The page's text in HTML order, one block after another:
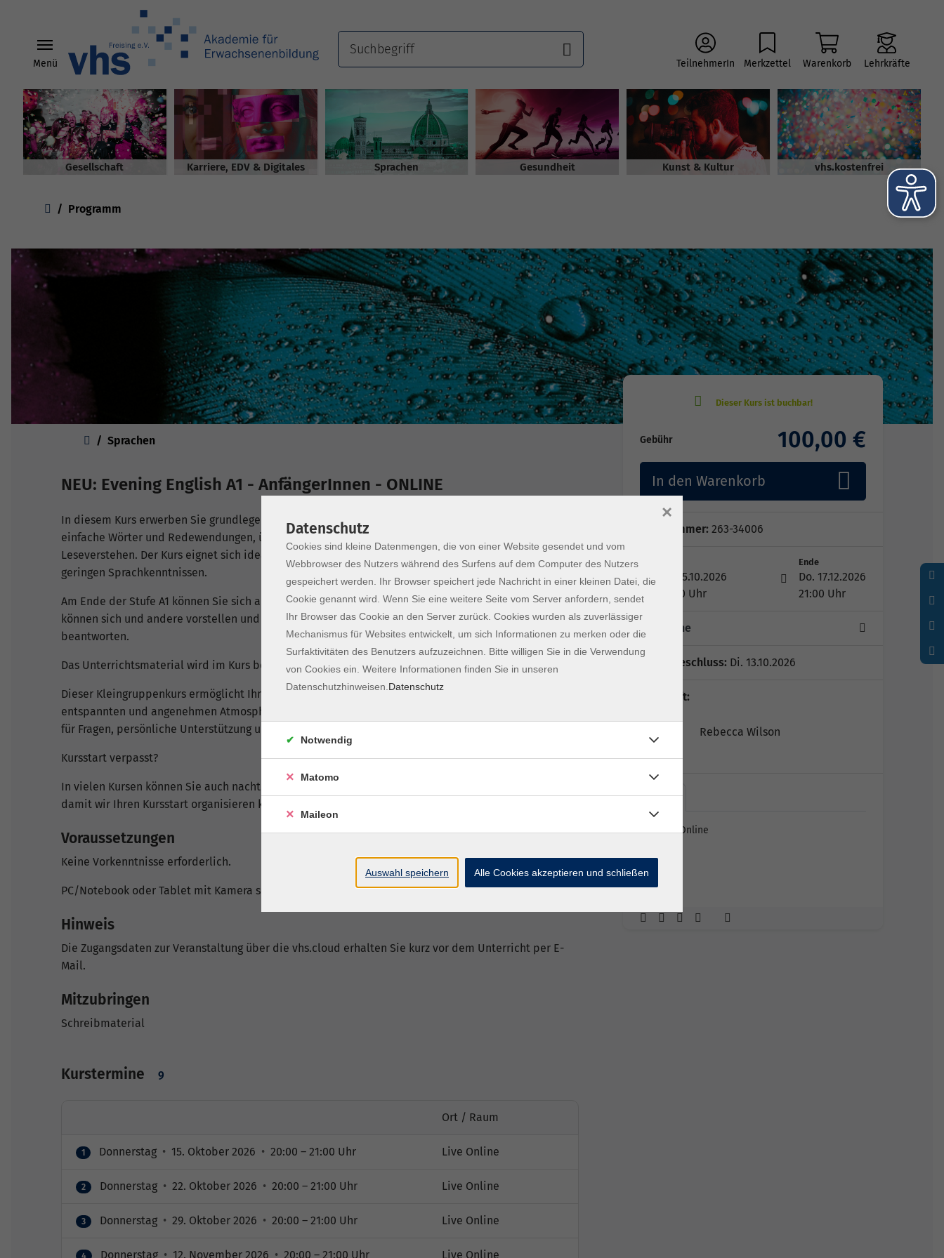
Menü TeilnehmerIn Merkzettel Warenkorb Lehrkräfte
Gesellschaft Karriere, EDV & Digitales Sprachen Gesundheit Kunst & Kultur vhs.kostenfrei
You are here:
Programm
Sie sind hier:
Sprachen
NEU: Evening English A1 - AnfängerInnen - ONLINE
In diesem Kurs erwerben Sie grundlegende Englischkenntnisse für Alltagssituationen. Sie lernen
einfache Wörter und Redewendungen, üben kurze Gespräche und trainieren Ihr Hör- und
Leseverstehen. Der Kurs eignet sich ideal für Teilnehmende ohne Vorkenntnisse oder mit sehr
geringen Sprachkenntnissen.
Am Ende der Stufe A1 können Sie sich auf einfache Art über vertraute Themen verständigen. Sie
können sich und andere vorstellen und z.B. anderen Leuten Fragen zu ihrer Person stellen und
beantworten.
Das Unterrichtsmaterial wird im Kurs bekannt gegeben.
Dieser Kleingruppenkurs ermöglicht Ihnen ein intensives und individuelles Lernen – in einer
entspannten und angenehmen Atmosphäre. Die kleine Gruppengröße bietet Ihnen ausreichend Raum
für Fragen, persönliche Unterstützung und ein Lernen im eigenen Tempo.
Kursstart verpasst?
In vielen Kursen können Sie auch nachträglich einsteigen. Nehmen Sie gerne Kontakt mit uns auf,
damit wir Ihren Kursstart organisieren können.
Voraussetzungen
Keine Vorkenntnisse erforderlich.
PC/Notebook oder Tablet mit Kamera sowie Lautsprecher und Mikrofon, stabile Internetverbindung.
Hinweis
Die Zugangsdaten zur Veranstaltung über die vhs.cloud erhalten Sie kurz vor dem Unterricht per E-
Mail.
Mitzubringen
Schreibmaterial
Kurstermine 9
Ort / Raum
1 Donnerstag • 15. Oktober 2026 • 20:00 – 21:00 Uhr Live Online
2 Donnerstag • 22. Oktober 2026 • 20:00 – 21:00 Uhr Live Online
3 Donnerstag • 29. Oktober 2026 • 20:00 – 21:00 Uhr Live Online
Donnerstag • 12. November 2026 • 20:00 – 21:00 Uhr Live Online
Gebühr 100,00 €
In den Warenkorb
Kursnummer: 263-34006
Do. 15.10.2026
20:00 Uhr
Ende
Do. 17.12.2026
21:00 Uhr
9 Termine
Anmeldeschluss: Di. 13.10.2026
Lehrkraft:
Rebecca Wilson
Live…
Live Online
Datenschutz
Cookies sind kleine Datenmengen, die von einer Website gesendet und vom
Webbrowser des Nutzers während des Surfens auf dem Computer des Nutzers
gespeichert werden. Ihr Browser speichert jede Nachricht in einer kleinen Datei, die
Cookie genannt wird. Wenn Sie eine weitere Seite vom Server anfordern, sendet
Ihr Browser das Cookie an den Server zurück. Cookies wurden als zuverlässiger
Mechanismus für Websites entwickelt, um sich Informationen zu merken oder die
Surfaktivitäten des Benutzers aufzuzeichnen. Bitte willigen Sie in die Verwendung
von Cookies ein. Weitere Informationen finden Sie in unseren
Datenschutzhinweisen. Datenschutz
×
Notwendig
Matomo
Maileon
Auswahl speichern Alle Cookies akzeptieren und schließen